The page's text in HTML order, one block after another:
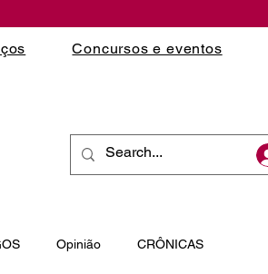
Concursos e eventos
Opinião CRÔNICAS